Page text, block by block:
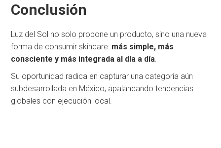
Conclusión
Luz del Sol no solo propone un producto, sino una nueva
forma de consumir skincare: más simple, más
consciente y más integrada al día a día
Su oportunidad radica en capturar una categoría aún
subdesarrollada en México, apalancando tendencias
globales con ejecución local.